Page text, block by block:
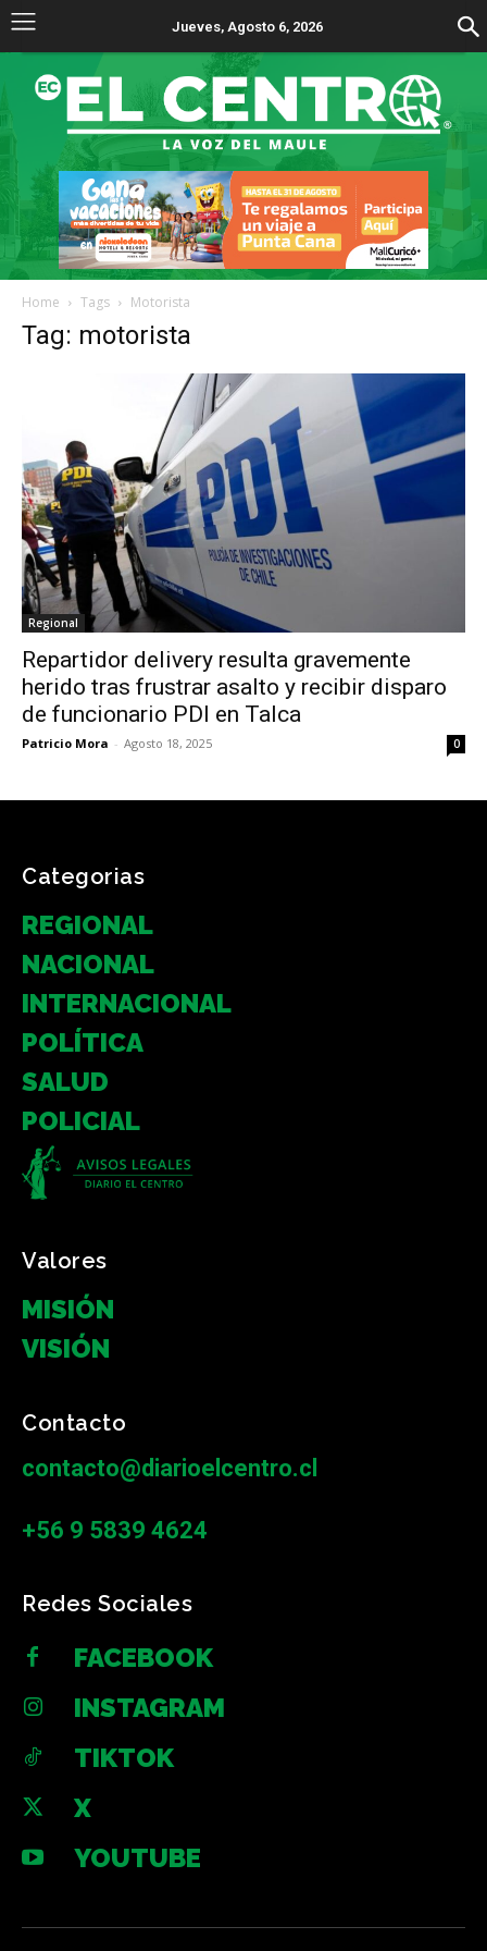
Jueves, Agosto 6, 2026
Home Tags Motorista
Tag: motorista
Regional
Repartidor delivery resulta gravemente
herido tras frustrar asalto y recibir disparo
de funcionario PDI en Talca
Patricio Mora - Agosto 18, 2025 0
Categorias
REGIONAL
NACIONAL
INTERNACIONAL
POLÍTICA
SALUD
POLICIAL
Valores
MISIÓN
VISIÓN
Contacto
contacto@diarioelcentro.cl
+56 9 5839 4624
Redes Sociales
FACEBOOK
INSTAGRAM
TIKTOK
X
YOUTUBE